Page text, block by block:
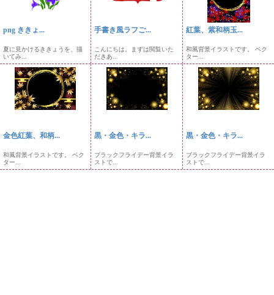
png ききょ...
夏に見かけるききょうを、描
いてみ...
手書き風ラフご...
こんにちは。まずは閲覧いた
だきあ...
紅葉、紫和柄玉...
和風背景イラストです。 ベク
ター...
金色紅葉、和柄...
和風背景イラストです。 ベク
ター...
黒・金色・キラ...
ブラックフライデー背景イラ
ストで...
黒・金色・キラ...
ブラックフライデー背景イラ
ストで...